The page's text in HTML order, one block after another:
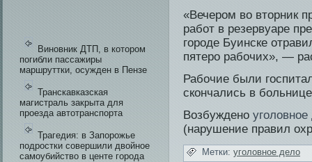
Виновник ДТП, в котором
погибли пассажиры
маршруттки, осужден в Пензе
Транскавказская
магистраль закрыта для
проезда автотранспорта
Трагедия: в Запорожье
подростки совершили двойное
самоубийство в центе города
«Вечером во вторник
работ в резервуаре
городе Буинске
пятеро рабочих», —
Рабочие были
скончались в
Возбуждено уголовное
(нарушение прави­л
Метки: уголовное дело